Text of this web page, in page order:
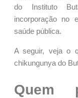
do Instituto
incorporação no
saúde pública.
A seguir, veja o
chikungunya do
Quem